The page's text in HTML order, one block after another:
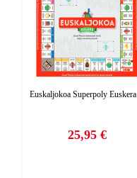
Euskaljokoa Superpoly Euskera
Precio
25,95 €